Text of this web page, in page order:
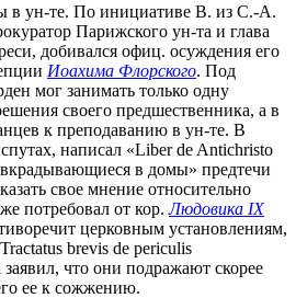
в ун-те. По инициативе В. из С.-А.
Парижского ун-та и глава
добивался офиц. осуждения его
Иоахима Флорского. Под
мог занимать только одну
своего предшественника, а в
к преподаванию в ун-те. В
написал «Liber de Antichristo
в домы» предтечи
свое мнение относительно
потребовал от кор.Людовика IX
церковным установлениям,
brevis de periculis
что они подражают скорее
ее к сожжению.